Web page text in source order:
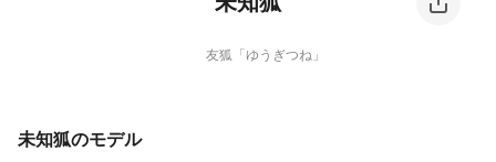
友狐「ゆうぎつね」
未知狐のモデル